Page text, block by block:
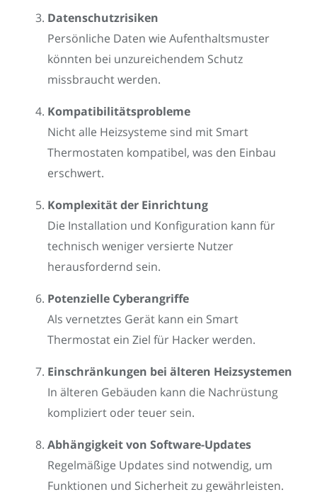
Datenschutzrisiken
Persönliche Daten wie Aufenthaltsmuster
könnten bei unzureichendem Schutz
missbraucht werden.
Kompatibilitätsprobleme
Nicht alle Heizsysteme sind mit Smart
Thermostaten kompatibel, was den Einbau
erschwert.
Komplexität der Einrichtung
Die Installation und Konfiguration kann für
technisch weniger versierte Nutzer
herausfordernd sein.
Potenzielle Cyberangriffe
Als vernetztes Gerät kann ein Smart
Thermostat ein Ziel für Hacker werden.
Einschränkungen bei älteren Heizsystemen
In älteren Gebäuden kann die Nachrüstung
kompliziert oder teuer sein.
Abhängigkeit von Software-Updates
Regelmäßige Updates sind notwendig, um
Funktionen und Sicherheit zu gewährleisten.